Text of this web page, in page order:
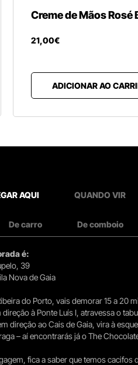
Creme de Mãos Rosé
21,00€
ADICIONAR AO
AQUI QUANDO VIR
De carro De comboio
é:
39
Nova de Gaia
do Porto, vais demorar 15 a 20
à Ponte Luís I, atravessa o
direção ao Cais de Gaia, vira à
– aí encontrarás já o The
fica a saber que temos